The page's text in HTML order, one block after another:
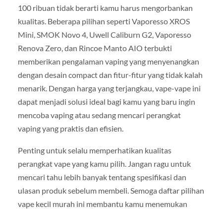
100 ribuan tidak berarti kamu harus mengorbankan
kualitas. Beberapa pilihan seperti Vaporesso XROS
Mini, SMOK Novo 4, Uwell Caliburn G2, Vaporesso
Renova Zero, dan Rincoe Manto AIO terbukti
memberikan pengalaman vaping yang menyenangkan
dengan desain compact dan fitur-fitur yang tidak kalah
menarik. Dengan harga yang terjangkau, vape-vape ini
dapat menjadi solusi ideal bagi kamu yang baru ingin
mencoba vaping atau sedang mencari perangkat
vaping yang praktis dan efisien.
Penting untuk selalu memperhatikan kualitas
perangkat vape yang kamu pilih. Jangan ragu untuk
mencari tahu lebih banyak tentang spesifikasi dan
ulasan produk sebelum membeli. Semoga daftar pilihan
vape kecil murah ini membantu kamu menemukan